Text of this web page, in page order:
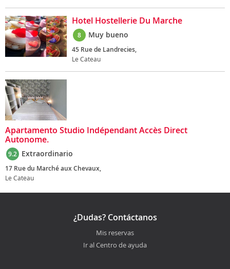
Hotel Hostellerie Du Marche
8 Muy bueno
45 Rue de Landrecies,
Le Cateau
Apartamento Studio Indépendant Accès Direct
Autonome.
9.2 Extraordinario
17 Rue du Marché aux Chevaux,
Le Cateau
¿Dudas? Contáctanos
Mis reservas
Ir al Centro de ayuda